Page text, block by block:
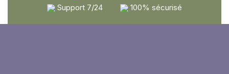
Support 7/24
100% sécurisé